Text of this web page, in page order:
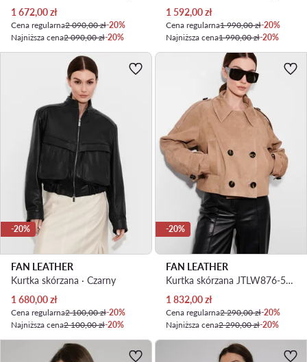
Aktualna cena
1 672,00zł
Cena regularna2 090,00 zł-20%
Najniższa cena2 090,00 zł-20%
Aktualna cena
1 592,00zł
Cena regularna1 990,00 zł-20%
Najniższa cena1 990,00 zł-20%
-20%
FAN LEATHER
Kurtka skórzana · Czarny
Aktualna cena
1 680,00zł
Cena regularna2 100,00 zł-20%
Najniższa cena2 100,00 zł-20%
-20%
FAN LEATHER
Kurtka skórzana JTLW876-50 Loose Fit
Aktualna cena
1 832,00zł
Cena regularna2 290,00 zł-20%
Najniższa cena2 290,00 zł-20%